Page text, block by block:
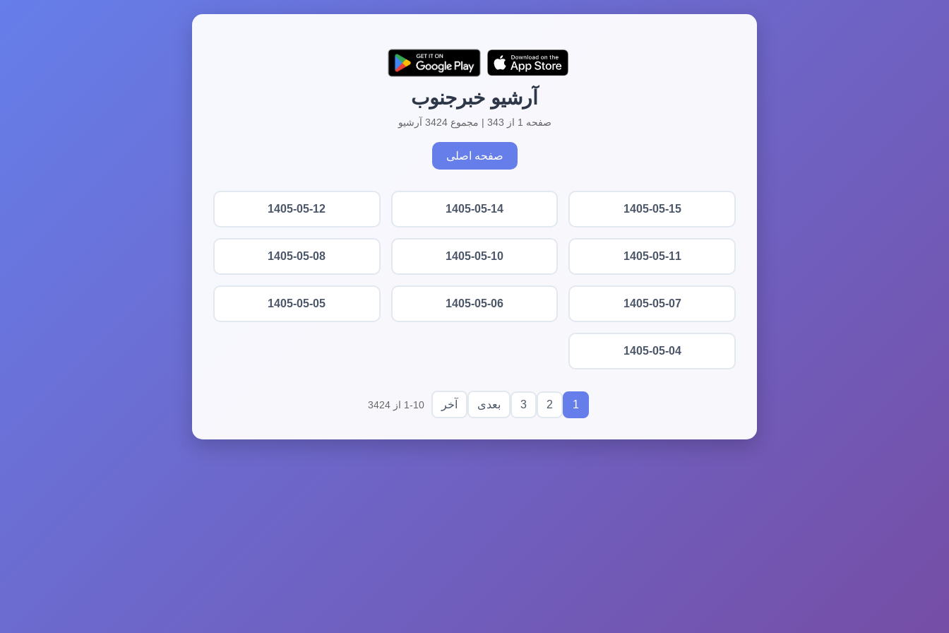
آرشیو خبرجنوب
صفحه 1 از 343 | مجموع 3424 آرشیو
صفحه اصلی
1405-05-15
1405-05-14
1405-05-12
1405-05-11
1405-05-10
1405-05-08
1405-05-07
1405-05-06
1405-05-05
1405-05-04
1
2
3 بعدی آخر 1-10 از 3424